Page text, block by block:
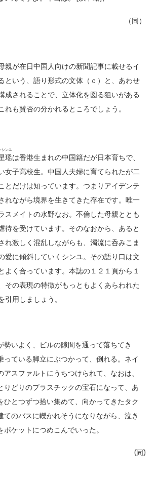
（同）
親が在日中国人向けの新聞記事に載せるイ
という、語り形式の文体（ｃ）と、あわせ
成されることで、立体化を図る狙いがある
れも賛否の分かれるところでしょう。
瑶
シンユ
は香港生まれの中国籍だが日本育ちで、
女子高校生。中国人夫婦に育てられたが二
とだけは知っています。つまりアイデンテ
れながら境界を生きてきた存在です。唯一
スメイトの水野なお。不倫した母親ととも
待を受けています。そのなおから、あると
れ激しく混乱しながらも、濁流に呑みこま
愛に傾斜していくシンユ。その語り口は文
よく合っています。本誌の１２１頁から１
その表現の特徴がもっともよくあらわれた
用しましょう。
いよく、ビルの隙間を通って落ちてき
っている脚立にぶつかって、倒れる。ネイ
アスファルトにうちつけられて、なおは、
りどりのプラスチックの宝石になって、あ
ひとつずつ拾い集めて、向かってきたタク
てのバスに轢かれそうになりながら、泣き
ポケットにつめこんでいった。
(同)